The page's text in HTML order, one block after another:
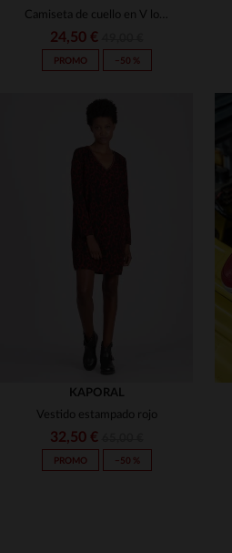
Camiseta de cuello en V loose fit naranja
24,50 €
PROMO −50 %
KAPORAL
Vestido estampado rojo
32,50 €
PROMO −50 %